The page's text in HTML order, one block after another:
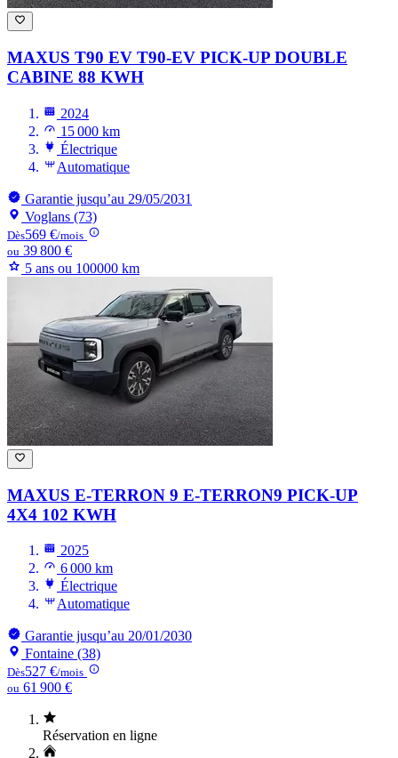
MAXUS T90 EV T90-EV PICK-UP DOUBLE
CABINE 88 KWH
2024
15 000 km
Électrique
Automatique
Garantie jusqu’au 29/05/2031
Voglans (73)
Dès569 €/mois
ou 39 800 €
5 ans ou 100000 km
MAXUS E-TERRON 9 E-TERRON9 PICK-UP
4X4 102 KWH
2025
6 000 km
Électrique
Automatique
Garantie jusqu’au 20/01/2030
Fontaine (38)
Dès527 €/mois
ou 61 900 €
Réservation en ligne